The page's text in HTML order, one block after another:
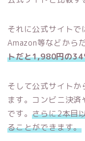
それに公式サイトで
Amazon等などから
トだと1,980円の34
そして公式サイト
ます。コンビニ決
です。さらに2本目
ることができます。